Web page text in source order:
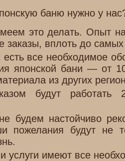
баню нужно у
это делать. Опыт
заказы, вплоть до
есть все необходимое
японской бани — от
из других
будут работать
будем настойчиво
пожелания будут не
услуги имеют все